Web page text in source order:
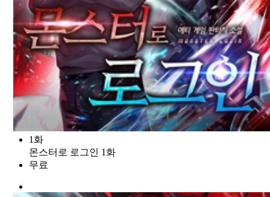
1화
몬스터로 로그인 1화
무료